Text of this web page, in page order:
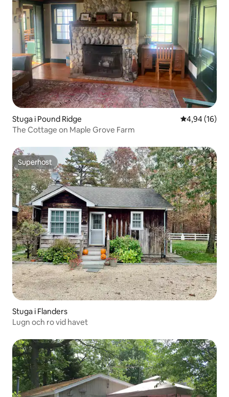
Stuga i Pound Ridge 4,94 av 5 i
4,94 (16)
The Cottage on Maple Grove Farm
Superhost
Superhost
Stuga i Flanders
Lugn och ro vid havet